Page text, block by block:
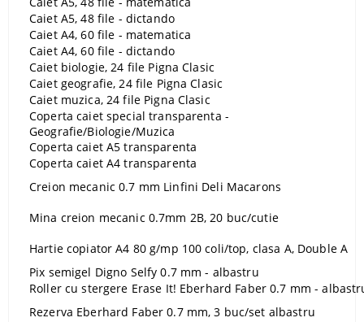
Caiet A5, 48 file - dictando
Caiet A4, 60 file - matematica
Caiet A4, 60 file - dictando
Caiet biologie, 24 file Pigna Clasic
Caiet geografie, 24 file Pigna Clasic
Caiet muzica, 24 file Pigna Clasic
Coperta caiet special transparenta -
Geografie/Biologie/Muzica
Coperta caiet A5 transparenta
Coperta caiet A4 transparenta
Creion mecanic 0.7 mm Linfini Deli Macarons
Mina creion mecanic 0.7mm 2B, 20 buc/cutie
Hartie copiator A4 80 g/mp 100 coli/top, clasa A, Double A
Pix semigel Digno Selfy 0.7 mm - albastru
Roller cu stergere Erase It! Eberhard Faber 0.7 mm -
Rezerva Eberhard Faber 0.7 mm, 3 buc/set albastru